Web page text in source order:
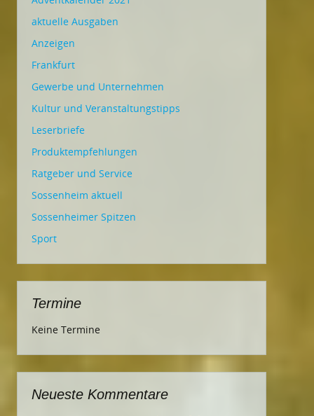
aktuelle Ausgaben
Anzeigen
Frankfurt
Gewerbe und Unternehmen
Kultur und Veranstaltungstipps
Leserbriefe
Produktempfehlungen
Ratgeber und Service
Sossenheim aktuell
Sossenheimer Spitzen
Sport
Termine
Keine Termine
Neueste Kommentare